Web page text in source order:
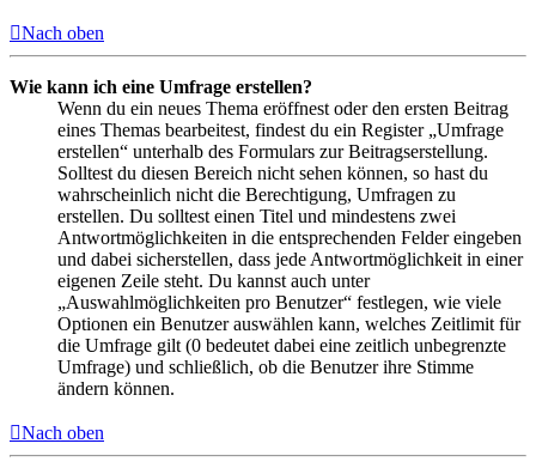
Nach oben
Wie kann ich eine Umfrage erstellen?
Wenn du ein neues Thema eröffnest oder den ersten Beitrag
eines Themas bearbeitest, findest du ein Register „Umfrage
erstellen“ unterhalb des Formulars zur Beitragserstellung.
Solltest du diesen Bereich nicht sehen können, so hast du
wahrscheinlich nicht die Berechtigung, Umfragen zu
erstellen. Du solltest einen Titel und mindestens zwei
Antwortmöglichkeiten in die entsprechenden Felder eingeben
und dabei sicherstellen, dass jede Antwortmöglichkeit in einer
eigenen Zeile steht. Du kannst auch unter
„Auswahlmöglichkeiten pro Benutzer“ festlegen, wie viele
Optionen ein Benutzer auswählen kann, welches Zeitlimit für
die Umfrage gilt (0 bedeutet dabei eine zeitlich unbegrenzte
Umfrage) und schließlich, ob die Benutzer ihre Stimme
ändern können.
Nach oben